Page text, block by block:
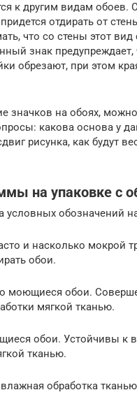
к другим видам обоев.
отдирать от
что со стены этот
знак предупреждает,
обрезают, при этом
значков на обоях,
какова основа у
рисунка, как будут
на упаковке с
условных обозначений
и насколько мокрой
обои.
моющиеся обои.
мягкой тканью.
обои. Устойчивы к
тканью.
обработка